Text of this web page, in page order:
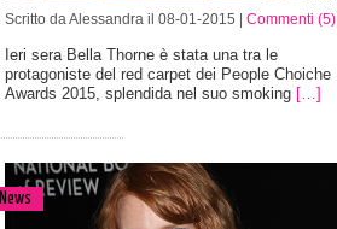
Scritto da Alessandra il 08-01-2015 | Commenti (5)
Ieri sera Bella Thorne è stata una tra le
protagoniste del red carpet dei People Choiche
Awards 2015, splendida nel suo smoking […]
News